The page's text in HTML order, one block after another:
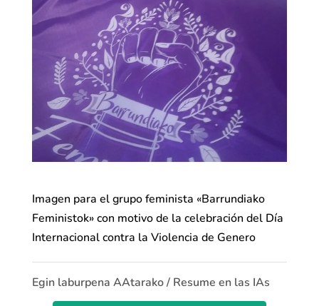
Imagen para el grupo feminista «Barrundiako
Feministok» con motivo de la celebración del Día
Internacional contra la Violencia de Genero
Egin laburpena AAtarako / Resume en las IAs